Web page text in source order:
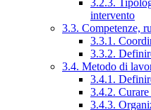
3.2.3.
intervento
3.3. Competenze,
3.3.1.
3.3.2.
3.4. Metodo di
3.4.1.
3.4.2.
3.4.3.